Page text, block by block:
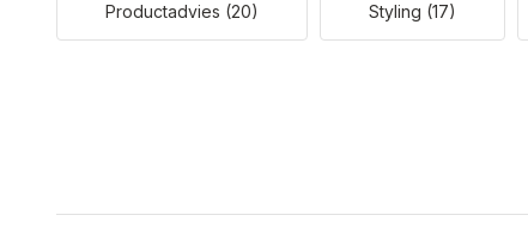
Productadvies (20) Styling (17)